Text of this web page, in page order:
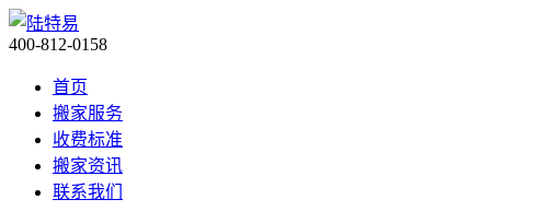
400-812-0158
首页
搬家服务
收费标准
搬家资讯
联系我们